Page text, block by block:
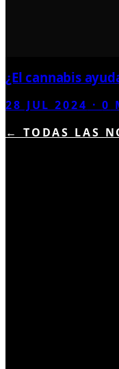
¿El cannabis
28 JUL 2024 ·0
← TODAS LAS